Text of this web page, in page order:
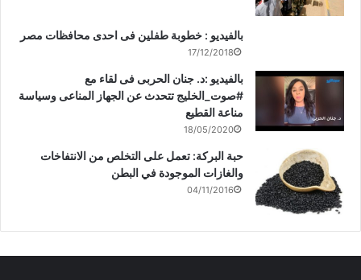
بالفيديو : خطوبة طفلين فى احدى محافظات مصر
17/12/2018
بالفيديو :د. جنان الحربى فى لقاء مع
#صوت_الخليج تتحدث عن الجهاز المناعى وسياسة
مناعة القطيع
18/05/2020
حبة البركة: تعمل على التخلص من الانتفاخات
والغازات الموجودة في البطن
04/11/2016